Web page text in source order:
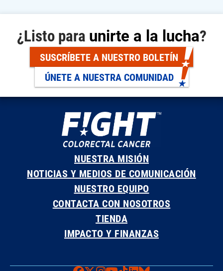
¿Listo para unirte a la lucha?
SUSCRÍBETE A NUESTRO BOLETÍN
ÚNETE A NUESTRA COMUNIDAD
NUESTRA MISIÓN
NOTICIAS Y MEDIOS DE COMUNICACIÓN
NUESTRO EQUIPO
CONTACTA CON NOSOTROS
TIENDA
IMPACTO Y FINANZAS